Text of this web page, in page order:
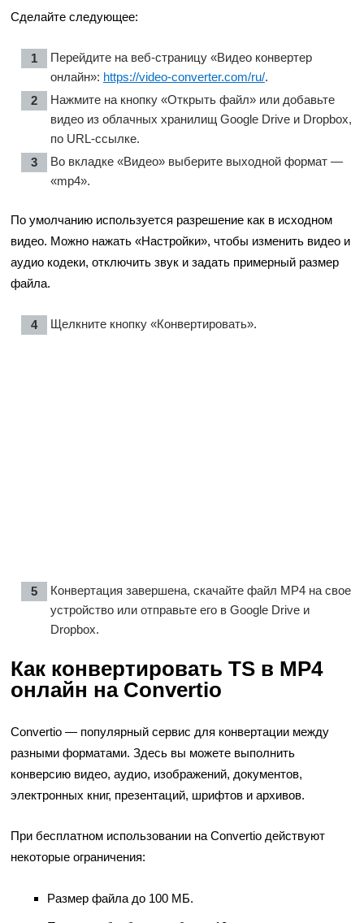
Сделайте следующее:
Перейдите на веб-страницу «Видео конвертер
онлайн»: https://video-converter.com/ru/.
Нажмите на кнопку «Открыть файл» или добавьте
видео из облачных хранилищ Google Drive и Dropbox,
по URL-ссылке.
Во вкладке «Видео» выберите выходной формат —
«mp4».
По умолчанию используется разрешение как в исходном
видео. Можно нажать «Настройки», чтобы изменить видео и
аудио кодеки, отключить звук и задать примерный размер
файла.
Щелкните кнопку «Конвертировать».
Конвертация завершена, скачайте файл MP4 на свое
устройство или отправьте его в Google Drive и
Dropbox.
Как конвертировать TS в MP4
онлайн на Convertio
Convertio — популярный сервис для конвертации между
разными форматами. Здесь вы можете выполнить
конверсию видео, аудио, изображений, документов,
электронных книг, презентаций, шрифтов и архивов.
При бесплатном использовании на Convertio действуют
некоторые ограничения:
Размер файла до 100 МБ.